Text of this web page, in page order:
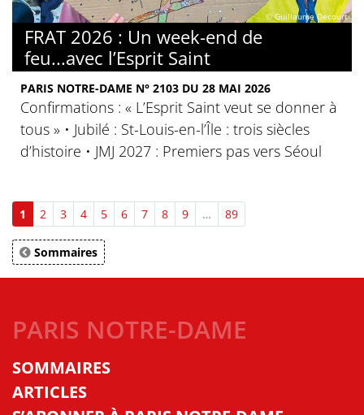
© Guillaume Decourt
FRAT 2026 : Un week-end de
feu...avec l’Esprit Saint
PARIS NOTRE-DAME N° 2103 DU 28 MAI 2026
Confirmations : « L’Esprit Saint veut se donner à
tous » • Jubilé : St-Louis-en-l’Île : trois siècles
d’histoire • JMJ 2027 : Premiers pas vers Séoul
1 2 3 4 5 6 7 8 9 … 89
Sommaires
PARIS NOTRE-DAME
SOMMAIRES
ARTICLES